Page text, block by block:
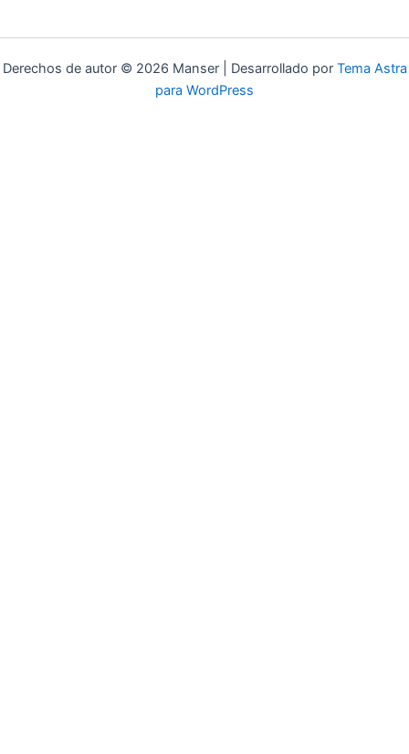
Derechos de autor © 2026 Manser | Desarrollado por Tema Astra
para WordPress